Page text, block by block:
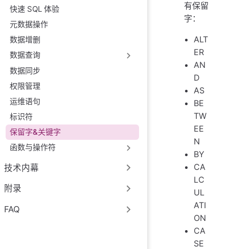
快速 SQL 体验
元数据操作
数据增删
数据查询
数据同步
权限管理
运维语句
标识符
保留字&关键字
函数与操作符
技术内幕
附录
FAQ
有保留
字：
ALT
ER
AN
D
AS
BE
TW
EE
N
BY
CA
LC
UL
ATI
ON
CA
SE